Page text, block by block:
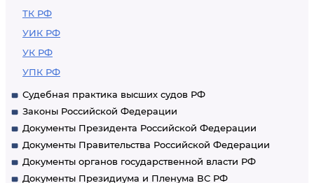
ТК РФ
УИК РФ
УК РФ
УПК РФ
Судебная практика высших судов РФ
Законы Российской Федерации
Документы Президента Российской Федерации
Документы Правительства Российской Федерации
Документы органов государственной власти РФ
Документы Президиума и Пленума ВС РФ